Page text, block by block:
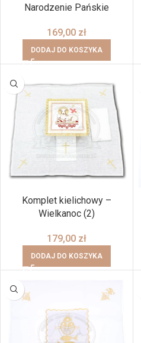
Narodzenie Pańskie
169,00 zł
DODAJ DO KOSZYKA
Komplet kielichowy –
Wielkanoc (2)
179,00 zł
DODAJ DO KOSZYKA